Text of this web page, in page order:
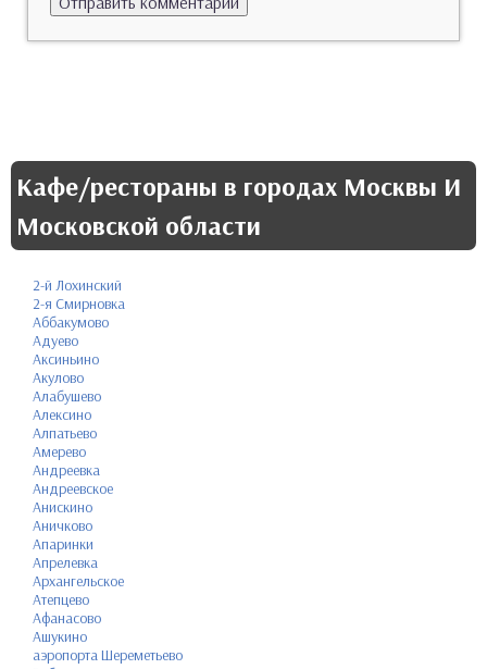
Кафе/рестораны в городах Москвы И
Московской области
2-й Лохинский
2-я Смирновка
Аббакумово
Адуево
Аксиньино
Акулово
Алабушево
Алексино
Алпатьево
Амерево
Андреевка
Андреевское
Анискино
Аничково
Апаринки
Апрелевка
Архангельское
Атепцево
Афанасово
Ашукино
аэропорта Шереметьево